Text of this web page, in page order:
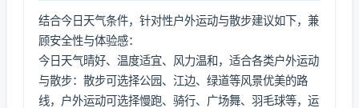
结合今日天气条件，针对性户外运动与散步建议如下，兼
顾安全性与体验感：
今日天气晴好、温度适宜、风力温和，适合各类户外运动
与散步：散步可选择公园、江边、绿道等风景优美的路
线，户外运动可选择慢跑、骑行、广场舞、羽毛球等，运